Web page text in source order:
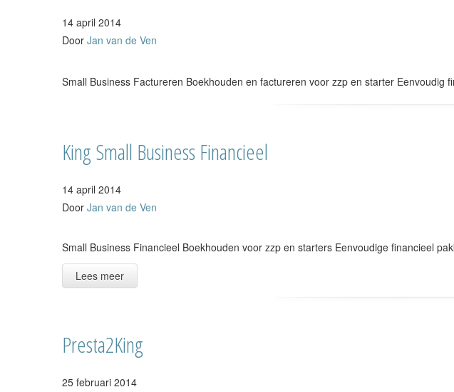
14 april 2014
Door Jan van de Ven
Small Business Factureren Boekhouden en factureren voor zzp en starter Eenvoudig
King Small Business Financieel
14 april 2014
Door Jan van de Ven
Small Business Financieel Boekhouden voor zzp en starters Eenvoudige financieel
Lees meer
Presta2King
25 februari 2014